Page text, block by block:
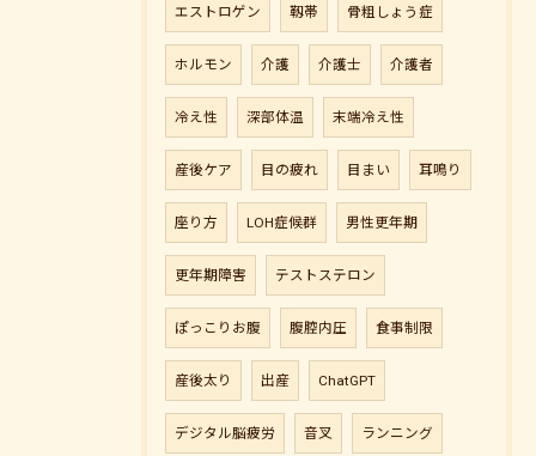
エストロゲン 靱帯 骨粗しょう症
ホルモン 介護 介護士 介護者
冷え性 深部体温 末端冷え性
産後ケア 目の疲れ 目まい 耳鳴り
座り方 LOH症候群 男性更年期
更年期障害 テストステロン
ぽっこりお腹 腹腔内圧 食事制限
産後太り 出産 ChatGPT
デジタル脳疲労 音叉 ランニング